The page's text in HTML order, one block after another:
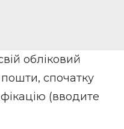
обліковий
спочатку
(вводите